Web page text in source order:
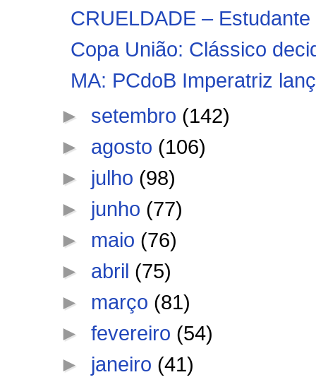
CRUELDADE –
Copa União: Clássico
MA: PCdoB Imperatriz
► setembro (142)
► agosto (106)
► julho (98)
► junho (77)
► maio (76)
► abril (75)
► março (81)
►fevereiro (54)
► janeiro (41)